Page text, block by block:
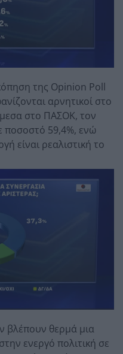
της Opinion Poll
αρνητικοί στο
στο ΠΑΣΟΚ, τον
ποσοστό 59,4%, ενώ
είναι ρεαλιστική το
βλέπουν θερμά μια
ενεργό πολιτική σε